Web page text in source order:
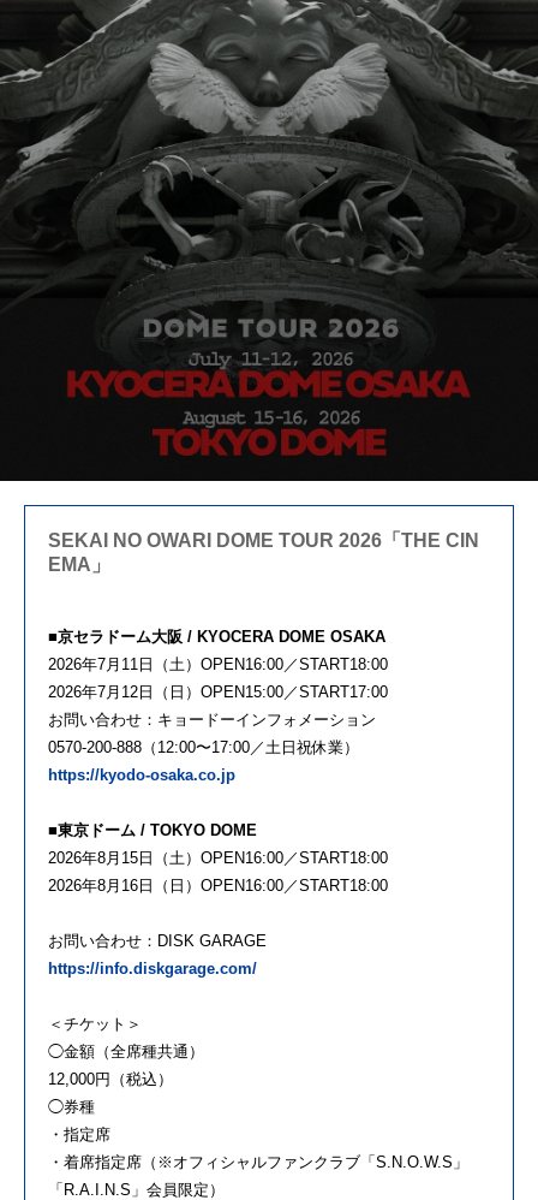
SEKAI NO OWARI DOME TOUR 2026「THE CIN
EMA」
■京セラドーム大阪 / KYOCERA DOME OSAKA
2026年7月11日（土）OPEN16:00／START18:00
2026年7月12日（日）OPEN15:00／START17:00
お問い合わせ：キョードーインフォメーション
0570-200-888（12:00〜17:00／土日祝休業）
https://kyodo-osaka.co.jp
■東京ドーム / TOKYO DOME
2026年8月15日（土）OPEN16:00／START18:00
2026年8月16日（日）OPEN16:00／START18:00
お問い合わせ：DISK GARAGE
https://info.diskgarage.com/
＜チケット＞
◯金額（全席種共通）
12,000円（税込）
◯券種
・指定席
・着席指定席（※オフィシャルファンクラブ「S.N.O.W.S」
「R.A.I.N.S」会員限定）